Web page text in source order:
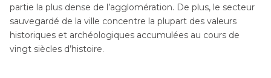
partie la plus dense de l’agglomération. De plus, le secteur
sauvegardé de la ville concentre la plupart des valeurs
historiques et archéologiques accumulées au cours de
vingt siècles d’histoire.